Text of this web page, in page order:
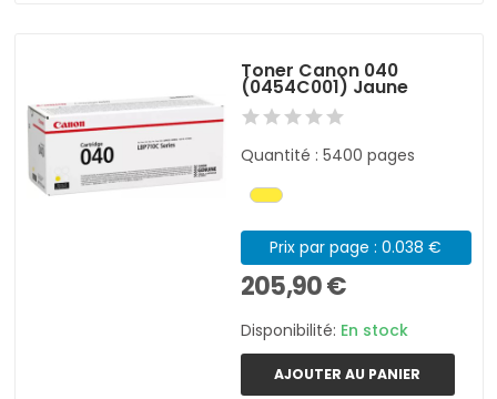
Toner Canon 040
(0454C001) Jaune
Quantité : 5400 pages
Prix par page : 0.038 €
205,90 €
Disponibilité: En stock
AJOUTER AU PANIER